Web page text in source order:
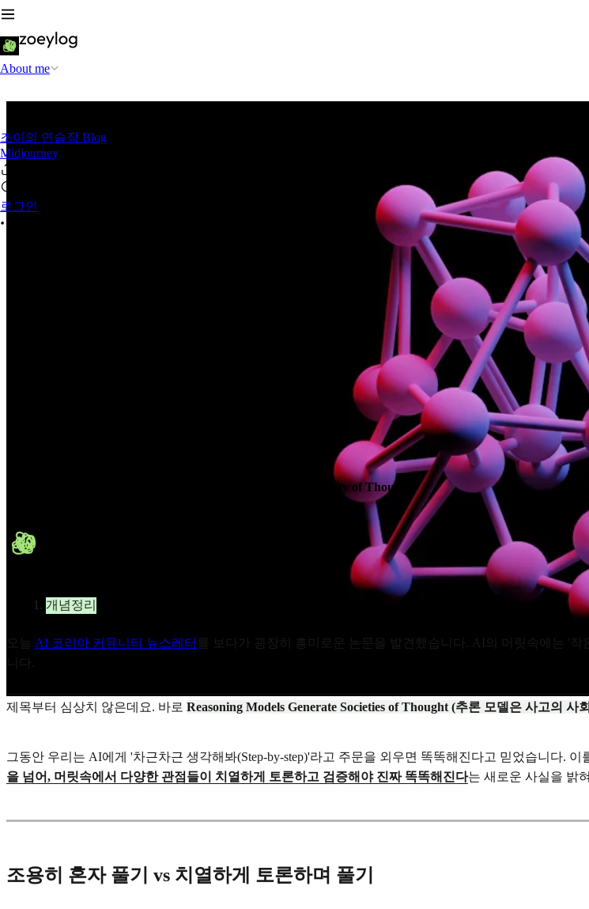
About me
조이의 연습장 Blog
Midjourney
로그인
AI도 혼자 생각하면 틀린다? 이제는 토론하는 AI 시대 (Society of Thought)
개념정리
오늘 AI 코리아 커뮤니티 뉴스레터
를 보다가 굉장히 흥미로운 논문을 발견했습니다. AI의 머릿속에는 '
니다.
제목부터 심상치 않은데요. 바로 Reasoning Models Generate Societies of Thought (추론 모델은 사고의 사
그동안 우리는 AI에게 '차근차근 생각해봐(Step-by-step)'라고 주문을 외우면 똑똑해진다고 믿었습니다. 이
을 넘어, 머릿속에서 다양한 관점들이 치열하게 토론하고 검증해야 진짜 똑똑해진다는 새로운 사실을 밝
조용히 혼자 풀기 vs 치열하게 토론하며 풀기